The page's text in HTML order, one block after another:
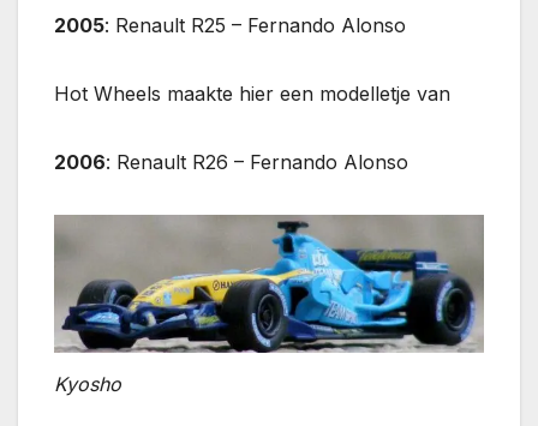
2005: Renault R25 – Fernando Alonso
Hot Wheels maakte hier een modelletje van
2006: Renault R26 – Fernando Alonso
Kyosho